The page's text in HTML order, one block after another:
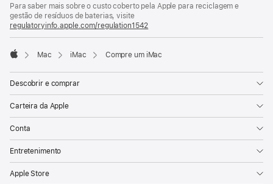
nova
janela)
Para saber mais sobre o custo coberto pela Apple para reciclagem e
gestão de resíduos de baterias, visite
regulatoryinfo.apple.com/regulation1542
numa
janela)
Mac iMac Compre um iMac
Descobrir e comprar
Carteira da Apple
Conta
Entretenimento
Apple Store